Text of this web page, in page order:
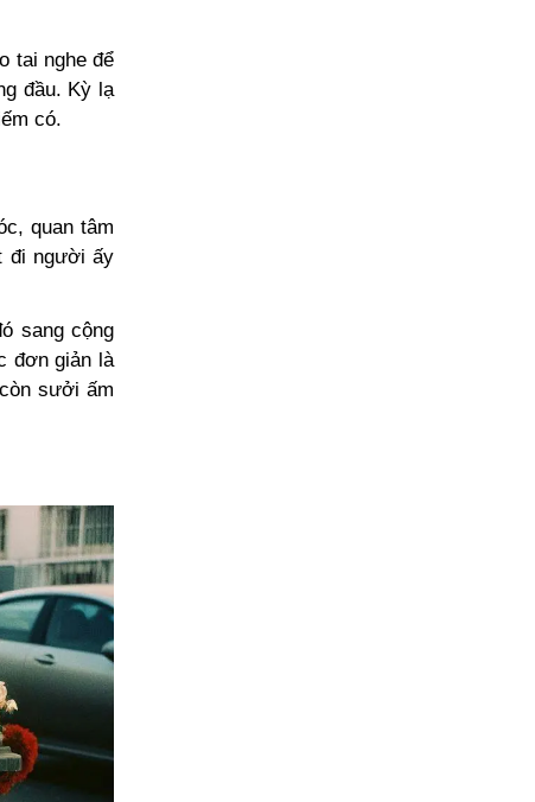
tai nghe để
đầu. Kỳ lạ
có.
quan tâm
đi người ấy
sang cộng
đơn giản là
sưởi ấm